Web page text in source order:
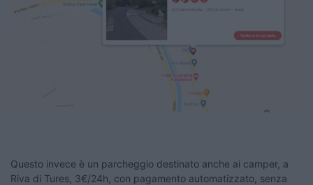
Questo invece è un parcheggio destinato anche ai camper, a
Riva di Tures, 3€/24h, con pagamento automatizzato, senza